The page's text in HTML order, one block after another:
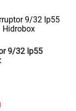
9/32 Ip55